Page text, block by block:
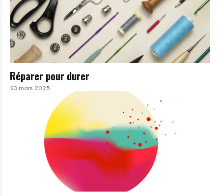
Réparer pour durer
23 mars 2025